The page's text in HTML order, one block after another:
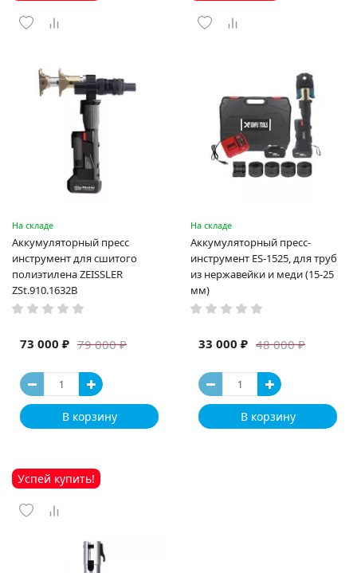
На складе
Аккумуляторный пресс
инструмент для сшитого
полиэтилена ZEISSLER
ZSt.910.1632B
79 000 ₽
73 000 ₽
В корзину
На складе
Аккумуляторный пресс-
инструмент ES-1525, для труб
из нержавейки и меди (15-25
мм)
48 000 ₽
33 000 ₽
В корзину
Успей купить!